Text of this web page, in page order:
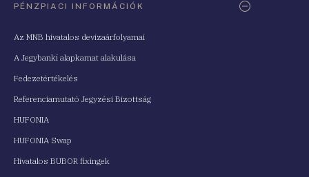
PÉNZPIACI INFORMÁCIÓK
Az MNB hivatalos devizaárfolyamai
A Jegybanki alapkamat alakulása
Fedezetértékelés
Referenciamutató Jegyzési Bizottság
HUFONIA
HUFONIA Swap
Hivatalos BUBOR fixingek